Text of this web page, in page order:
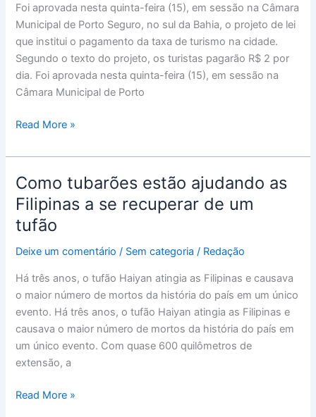
Foi aprovada nesta quinta-feira (15), em sessão na Câmara
Municipal de Porto Seguro, no sul da Bahia, o projeto de lei
que institui o pagamento da taxa de turismo na cidade.
Segundo o texto do projeto, os turistas pagarão R$ 2 por
dia. Foi aprovada nesta quinta-feira (15), em sessão na
Câmara Municipal de Porto
taxa
para
turistas
em
Porto
Seguro/BA
Read More »
Como tubarões estão ajudando as
Filipinas a se recuperar de um
tufão
Deixe um comentário / Sem categoria / Redação
Há três anos, o tufão Haiyan atingia as Filipinas e causava
o maior número de mortos da história do país em um único
evento. Há três anos, o tufão Haiyan atingia as Filipinas e
causava o maior número de mortos da história do país em
um único evento. Com quase 600 quilômetros de
extensão, a
Como
tubarões
estão
ajudando
as
a
se
recuperar
de
um
tufão
Read More »